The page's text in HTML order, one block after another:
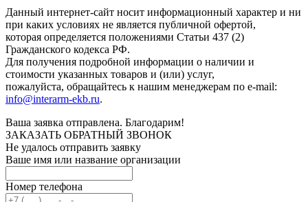
Данный интернет-сайт носит информационный характер и ни
при каких условиях не является публичной офертой,
которая определяется положениями Статьи 437 (2)
Гражданского кодекса РФ.
Для получения подробной информации о наличии и
стоимости указанных товаров и (или) услуг,
пожалуйста, обращайтесь к нашим менеджерам по e-mail:
info@interarm-ekb.ru.
Ваша заявка отправлена. Благодарим!
ЗАКАЗАТЬ ОБРАТНЫЙ ЗВОНОК
Не удалось отправить заявку
Ваше имя или название организации
Номер телефона